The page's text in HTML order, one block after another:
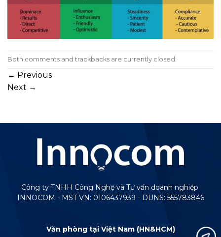
Both comments and trackbacks are currently closed.
← Previous
Next →
Công ty TNHH Công Nghệ và Tư vấn doanh nghiệp
INNOCOM - MST VN: 0106437939 - DUNS: 555783846
Văn phòng tại Việt Nam (HN&HCM)